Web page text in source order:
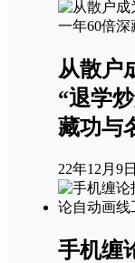
从散户
“退学
藏功与
22年12月9日
手机缠